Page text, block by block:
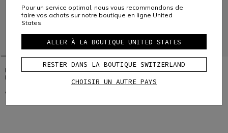
NALBAK AIR CHAUSSURES MOTO
ÉTÉ FEMME - NOIR/OR
CHF 199
IKASU 2 WP CHAUSSURES MOTO
NOIR/ROUGE FONCÉ
Pour un service optimal, nous vous recommandons de
faire vos achats sur notre boutique en ligne United
States.
ALLER À LA BOUTIQUE UNITED STATES
RESTER DANS LA BOUTIQUE SWITZERLAND
CHOISIR UN AUTRE PAYS